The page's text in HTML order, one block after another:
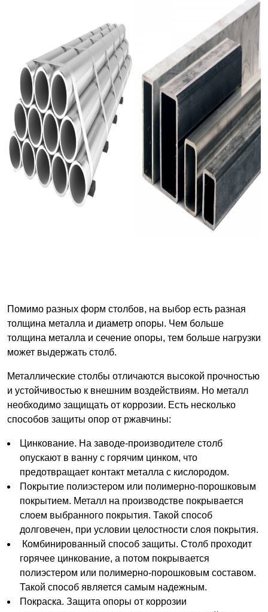
Помимо разных форм столбов, на выбор есть разная
толщина металла и диаметр опоры. Чем больше
толщина металла и сечение опоры, тем больше нагрузки
может выдержать столб.
Металлические столбы отличаются высокой прочностью
и устойчивостью к внешним воздействиям. Но металл
необходимо защищать от коррозии. Есть несколько
способов защиты опор от ржавчины:
Цинкование. На заводе-производителе столб
опускают в ванну с горячим цинком, что
предотвращает контакт металла с кислородом.
Покрытие полиэстером или полимерно-порошковым
покрытием. Металл на производстве покрывается
слоем выбранного покрытия. Такой способ
долговечен, при условии целостности слоя покрытия.
Комбинированный способ защиты. Столб проходит
горячее цинкование, а потом покрывается
полиэстером или полимерно-порошковым составом.
Такой способ является самым надежным.
Покраска. Защита опоры от коррозии